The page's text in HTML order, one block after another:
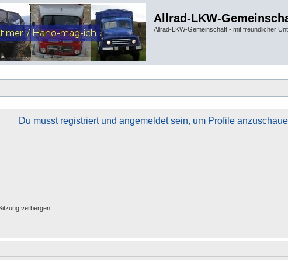
Allrad-LKW-
Allrad-LKW-Gemeinschaft - mit freundlicher
Du musst registriert und angemeldet sein, um Profile
verbergen